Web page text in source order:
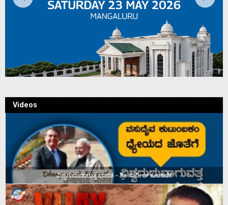
Videos
ವಿಶ್ವಗುರುವಾಗುತ್ತ ಭಾರತ – ಶ್ರೀ ಸುನೀಲ್‌ ಕುಲಕರ್ಣಿ